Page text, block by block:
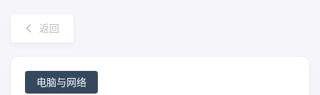
返回
电脑与网络